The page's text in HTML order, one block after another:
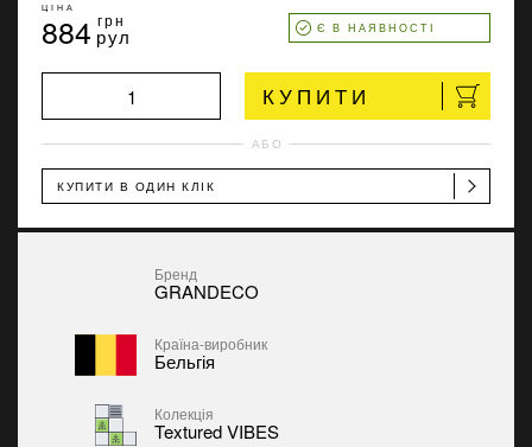
ЦІНА
884 грн
рул Є В НАЯВНОСТІ
КУПИТИ
АБО
КУПИТИ В ОДИН КЛІК
Бренд
GRANDECO
Країна-виробник
Бельгія
Колекція
Textured VIBES